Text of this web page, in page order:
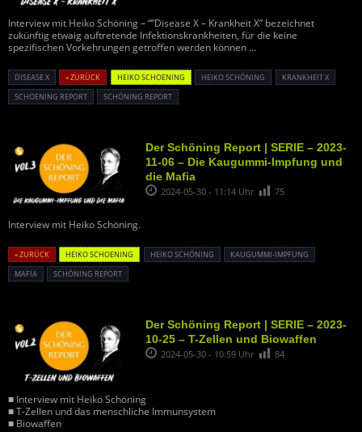
Interview mit Heiko Schöning – “”Disease X – Krankheit X” bezeichnet
zukünftig etwaig auftretende Infektionskrankheiten, für die keine
spezifischen Vorkehrungen getroffen werden können …
DISEASE X « ZURÜCK HEIKO SCHOENING HEIKO SCHÖNING
KRANKHEIT X
SCHOENING REPORT
SCHÖNING REPORT
Der Schöning Report | SERIE – 2023-
11-06 – Die Kaugummi-Impfung und
die Mafia
2024-05-30 - 11:14 Uhr 75
Interview mit Heiko Schöning.
« ZURÜCK HEIKO SCHOENING HEIKO SCHÖNING
KAUGUMMI-IMPFUNG
MAFIA
SCHÖNING REPORT
Der Schöning Report | SERIE – 2023-
10-25 – T-Zellen und Biowaffen
2024-05-30 - 10:59 Uhr 84
■ Interview mit Heiko Schöning
■ T-Zellen und das menschliche Immunsystem
■ Biowaffen